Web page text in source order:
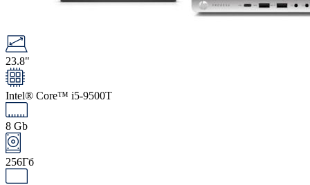
23.8"
Intel® Core™ i5-9500T
8 Gb
256Гб